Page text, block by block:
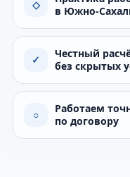
◇
в Южно-
✓
Честный
без скрытых
○
Работаем
по договору